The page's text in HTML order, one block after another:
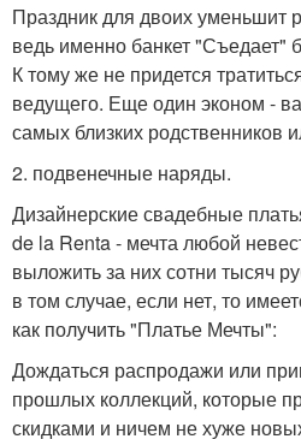
Праздник для двоих уменьшит
ведь именно банкет "Съедает"
К тому же не придется
ведущего. Еще один эконом -
самых близких родственников
2. подвенечные наряды.
Дизайнерские свадебные
de la Renta - мечта любой
выложить за них сотни тысяч
в том случае, если нет, то
как получить "Платье Мечты":
Дождаться распродажи или
прошлых коллекций, которые
скидками и ничем не хуже